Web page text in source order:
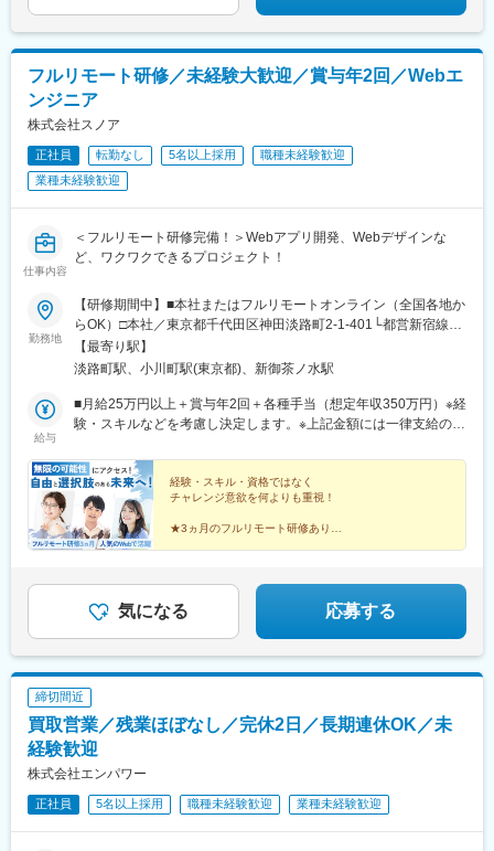
駅、中百舌鳥駅、大曽根駅、赤池駅(愛知県)、大阪駅、新大阪駅、
北新地駅、大阪阿部野橋駅、近鉄名古屋駅、名鉄名古屋駅、博多
駅、天神駅、福岡空港駅(鉄道)、姪浜駅、西新駅、天神南駅、大橋
駅(福岡県)、中洲川端駅、千早駅、三ノ宮駅、尼崎駅(東海道本
線)、神戸駅(兵庫県)、姫路駅、新長田駅、明石駅、西宮北口駅、
王寺駅、近鉄奈良駅、学園前駅(奈良県)、大和西大寺駅、生駒駅、
和歌山駅、和歌山市駅、京都駅、京阪山科駅、烏丸駅、草津駅(滋
賀県)、南草津駅、京阪石山駅、瀬田駅(滋賀県)、竹田駅(京都府)、
大通駅、札幌駅、仙台駅、岡山駅、下関駅、松江駅、鳥取駅、広
島駅、福山駅、横川駅、新白島駅、西条駅(広島県)、西高屋駅、東
広島駅、八本松駅、北参道駅、青井駅、浜松町駅、西日暮里駅(舎
人ライナー)、大崎広小路駅、祐天寺駅、江古田駅、二子新地駅、
阿倍野駅(地下鉄)、鴫野駅、西中島南方駅、丸の内駅(愛知県)、小
田井駅、上前津駅、東別院駅、摂津富田駅、新今宮駅前駅、千鳥
駅、玉造駅、宮之阪駅、新豊橋駅、なんば駅(地下鉄)、なかもず
駅、森下駅(愛知県)、国際センター駅、祇園駅(福岡県)、西鉄福岡
駅、櫛田神社前駅、西鉄千早駅、三宮駅(神戸新交通)、ハーバーラ
ンド駅、山陽姫路駅、西代駅、山陽明石駅、新王寺駅、鳥居前
西４丁目駅、さっぽろ駅、仙台駅(地下鉄)、岡山駅前駅、横川駅
(広島県)、白島駅(広島高速交通線)、竹橋駅、御成門駅、新桜台
駅前駅、平安通駅、呉服町駅(福岡県)、香椎宮前駅、三宮駅(神戸
市営)、高速神戸駅、西新町駅、信貴山下駅、四宮駅、五条駅(京都
市営)、唐橋前駅、狸小路駅、北１２条駅、あおば通駅、西川緑道
公園駅、猿猴橋町駅、横川一丁目駅、城北駅
フルリモート研修／未経験大歓迎／賞与年2回／Webエ
ンジニア
株式会社スノア
正社員 転勤なし 5名以上採用
職種未経験歓迎
業種未経験歓迎
仕事内容
＜フルリモート研修完備！＞Webアプリ開発、Webデザインな
ど、ワクワクできるプロジェクト！
勤務地
【研修期間中】■本社またはフルリモートオンライン（全国各地か
らOK）□本社／東京都千代田区神田淡路町2-1-401└都営新宿線
「小川町駅」より徒歩1分└東京メトロ丸ノ内線「淡路町駅」より
徒歩2分└東京メトロ千代田線「新御茶ノ水駅」より徒歩3【研修
地は希望を考慮します。※転居を伴う転勤はありません。※すべて
徒歩10分以内の駅チカオフィスです。※フルリモート・在宅勤
【最寄り駅】
淡路町駅、小川町駅(東京都)、新御茶ノ水駅
給与
■月給25万円以上＋賞与年2回＋各種手当（想定年収350万円）※経
験・スキルなどを考慮し決定します。※上記金額には一律支給の住
（期間中は月給23万円以上で、その他の待遇に変更なし）☆経験
がある方は、現職・前職給与を考慮します。☆明確な評価制度あ
り。個人の頑張りに応じて評価します。【年収アップイメージ】
年収450万円（未経験入社2年目）年収590万円（未経験入社3年
目）年収770万円（未経験入社5年目）
経験・スキル・資格ではなく
チャレンジ意欲を何よりも重視！
★3ヵ月のフルリモート研修あり！
★全国にプロジェクトあり！
★しっかり休めてオフも満喫♪
気になる 応募する
締切間近
買取営業／残業ほぼなし／完休2日／長期連休OK／未
経験歓迎
株式会社エンパワー
正社員 5名以上採用 職種未経験歓迎 業種未経験歓迎